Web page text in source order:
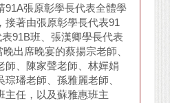
91A張原彰學長代表全體學
接著由張原彰學長代表91
91B班、張漢卿學長代表
出席晚宴的蔡揚宗老師、
師、陳家聲老師、林嬋娟
璠老師、孫雅麗老師、
主任，以及蘇雅惠班主